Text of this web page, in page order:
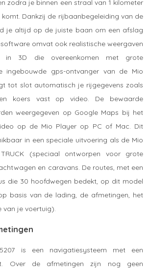
zodra je binnen een straal van 1 kilometer
Dankzij de rijbaanbegeleiding van de
je altijd op de juiste baan om een afslag
omvat ook realistische weergaven
in 3D die overeenkomen met grote
ingebouwde gps-ontvanger van de Mio
tot slot automatisch je rijgegevens zoals
koers vast op video. De bewaarde
weergegeven op Google Maps bij het
op de Mio Player op PC of Mac. Dit
in een speciale uitvoering als de Mio
(speciaal ontworpen voor grote
en caravans. De routes, met een
die 30 hoofdwegen bedekt, op dit model
basis van de lading, de afmetingen, het
je voertuig).
is een navigatiesysteem met een
Over de afmetingen zijn nog geen